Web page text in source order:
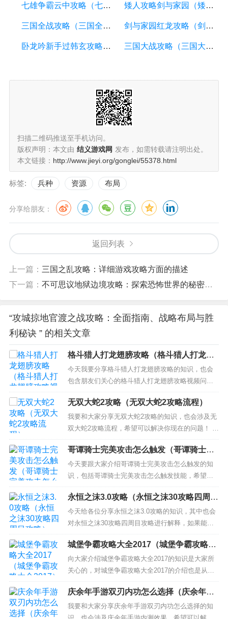
七雄争霸云中攻略（七雄争霸 攻略） 矮人攻略剑与家园（矮人攻略剑与家园怎么玩）
三国全战攻略（三国全战攻略柱子城市作用） 剑与家园红龙攻略（剑与家园红龙攻略图文）
卧龙吟新手过韩玄攻略（卧龙吟 攻略） 三国大战攻略（三国大战攻略大全）
扫描二维码推送至手机访问。
版权声明：本文由 结义游戏网 发布，如需转载请注明出处。
本文链接： http://www.jieyi.org/gonglei/55378.html
标签: 兵种 资源 布局
分享给朋友：
返回列表
上一篇： 三国之乱攻略：详细游戏攻略方面的描述
下一篇： 不可思议地狱边境攻略：探索恐怖世界的秘密，挑战极限
“攻城掠地官渡之战攻略：全面指南、战略布局与胜
利秘诀 ” 的相关文章
格斗猎人打龙翅膀攻略（格斗猎人打龙翅
膀攻略视频）
今天我要分享格斗猎人打龙翅膀攻略的知识，也会
包含朋友们关心的格斗猎人打龙翅膀攻略视频问答
从多个角度来解答，我希望能够解决你现在遇到的
问题！ 本文目录一览： 1、怪物猎人2G中的铠龙怎
么打啊？有什么诀窍么？ 2、怪物猎人2火龙之翼怎
么拿 3、怪物猎人2钢龙怎么打啊？ 4、怪物猎人火
龙之翼...
无双大蛇2攻略（无双大蛇2攻略流程）
我要和大家分享无双大蛇2攻略的知识，也会涉及无
双大蛇2攻略流程，希望可以解决你现在的问题！ 本
文目录一览： 1、无双大蛇2洛阳攻略战怎么开门
2、无双大蛇2怎么快速开启关卡及方法心得分享
3、无双大蛇2庞德打不过平清盛 4、无双大蛇2潼关
攻略战怎么出 5、《PSP无双大蛇2》怎么操...
哥谭骑士完美攻击怎么触发（哥谭骑士完
美攻击怎么触发技能）
今天要跟大家介绍哥谭骑士完美攻击怎么触发的知
识，包括哥谭骑士完美攻击怎么触发技能，希望可
以解答大家现在的问题！本文目录一览： 1、怎么触
发哥谭骑士定时打击啊？ 2、怎么触发哥谭骑士红头
罩定时打击啊？ 3、哥谭骑士游戏详细点的攻略有没
有？ 怎么触发哥谭骑士定时打击啊？ 定时打击触发
方法普通攻...
永恒之沫3.0攻略（永恒之沫30攻略四周目
攻略）
今天给各位分享永恒之沫3.0攻略的知识，其中也会
对永恒之沫30攻略四周目攻略进行解释，如果能碰
巧解决你现在面临的问题，别忘了关注本站，现在
开始吧！ 本文目录一览： 1、口袋妖怪永恒之沫3.0
攻略路卡利欧急冻拳怎么学 2、口袋妖怪永恒之沫3.
0二周目怎么玩？ 3、口袋妖怪永恒之沫3.0攻略大
悟...
城堡争霸攻略大全2017（城堡争霸攻略大
全2017）
向大家介绍城堡争霸攻略大全2017的知识是大家所
关心的，对城堡争霸攻略大全2017的介绍也是从多
个角度来解答，希望可以让大家解决现在的问题！
本文目录一览： 1、城堡争霸 攻略 台服版本一共出
了多少个紫色英雄 2、城堡争霸什么英雄好 平民玩
家英雄推荐 3、怪物攻城活动要掌握哪些技巧 城堡
庆余年手游双刃内功怎么选择（庆余年手
游内测效果）
我要和大家分享庆余年手游双刃内功怎么选择的知